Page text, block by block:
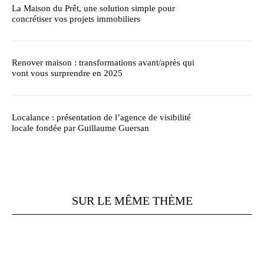
La Maison du Prêt, une solution simple pour
concrétiser vos projets immobiliers
Renover maison : transformations avant/après qui
vont vous surprendre en 2025
Localance : présentation de l’agence de visibilité
locale fondée par Guillaume Guersan
SUR LE MÊME THÈME